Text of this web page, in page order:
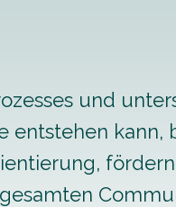
und
entstehen kann,